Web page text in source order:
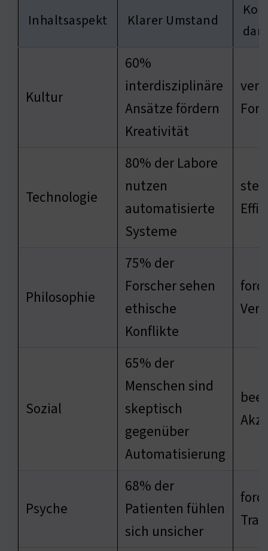
Inhaltsaspekt Klarer Umstand
Kultur
60%
interdisziplinäre
Ansätze fördern
Kreativität
Technologie
80% der Labore
nutzen
automatisierte
Systeme
Philosophie
75% der
Forscher sehen
ethische
Konflikte
Sozial
65% der
Menschen sind
skeptisch
gegenüber
Automatisierung
Psyche
68% der
Patienten fühlen
sich unsicher